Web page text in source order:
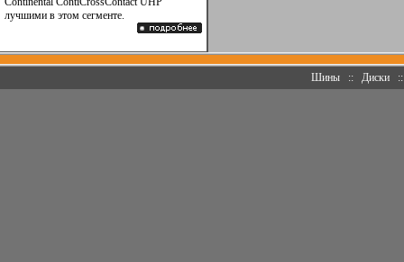
лучшими в этом сегменте.
Шины :: Диски